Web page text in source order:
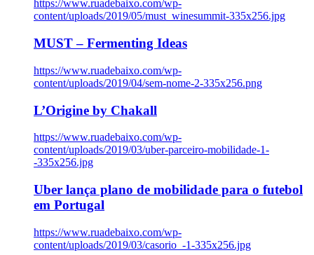
https://www.ruadebaixo.com/wp-
content/uploads/2019/05/must_winesummit-335x256.jpg
MUST – Fermenting Ideas
https://www.ruadebaixo.com/wp-
content/uploads/2019/04/sem-nome-2-335x256.png
L’Origine by Chakall
https://www.ruadebaixo.com/wp-
content/uploads/2019/03/uber-parceiro-mobilidade-1-
-335x256.jpg
Uber lança plano de mobilidade para o futebol
em Portugal
https://www.ruadebaixo.com/wp-
content/uploads/2019/03/casorio_-1-335x256.jpg